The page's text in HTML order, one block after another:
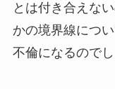
とは付き合えな
かの境界線につ
不倫になるので